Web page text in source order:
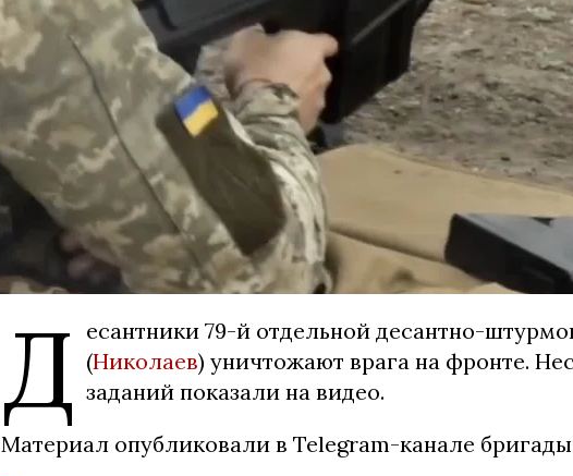
Д есантники 79-й отдельной десантно-
(Николаев) уничтожают врага на фронте.
заданий показали на видео.
Материал опубликовали в Telegram-канале